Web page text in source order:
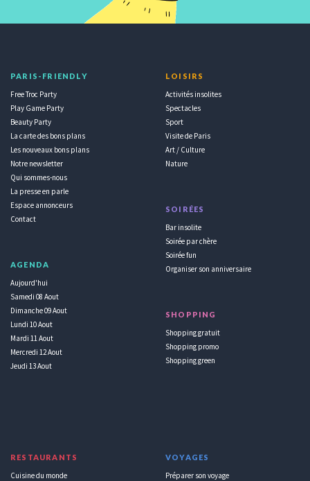
PARIS-FRIENDLY
Free Troc Party
Play Game Party
Beauty Party
La carte des bons plans
Les nouveaux bons plans
Notre newsletter
Qui sommes-nous
La presse en parle
Espace annonceurs
Contact
AGENDA
Aujourd'hui
Samedi 08 Aout
Dimanche 09 Aout
Lundi 10 Aout
Mardi 11 Aout
Mercredi 12 Aout
Jeudi 13 Aout
LOISIRS
Activités insolites
Spectacles
Sport
Visite de Paris
Art / Culture
Nature
SOIRÉES
Bar insolite
Soirée par chère
Soirée fun
Organiser son anniversaire
SHOPPING
Shopping gratuit
Shopping promo
Shopping green
RESTAURANTS
Cuisine du monde
VOYAGES
Préparer son voyage